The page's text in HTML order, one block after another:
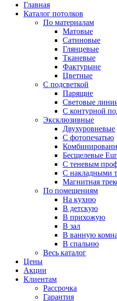
Главная
Каталог потолков
По материалам
Матовые
Сатиновые
Глянцевые
Тканевые
Фактурыне
Цветные
С подсветкой
Парящие
Световые
С контурной
Эксклюзивные
Двухуровневые
С фотопечатью
Бесщелевые
С теневым
С накладными
Магнитная
По помещениям
На кухню
В детскую
В прихожую
В зал
В ванную
В спальню
Весь каталог
Цены
Акции
Клиентам
Рассрочка
Гарантия